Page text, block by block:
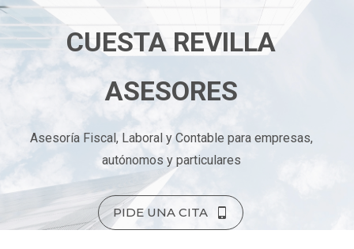
CUESTA REVILLA
ASESORES
Asesoría Fiscal, Laboral y Contable para empresas,
autónomos y particulares
PIDE UNA CITA